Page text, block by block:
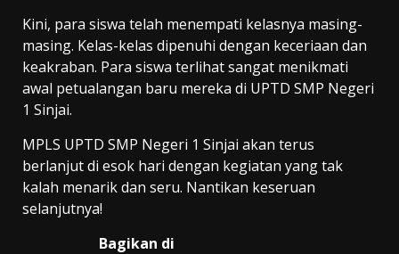
Kini, para siswa telah menempati kelasnya masing-
masing. Kelas-kelas dipenuhi dengan keceriaan dan
keakraban. Para siswa terlihat sangat menikmati
awal petualangan baru mereka di UPTD SMP Negeri
1 Sinjai.
MPLS UPTD SMP Negeri 1 Sinjai akan terus
berlanjut di esok hari dengan kegiatan yang tak
kalah menarik dan seru. Nantikan keseruan
selanjutnya!
Bagikan di